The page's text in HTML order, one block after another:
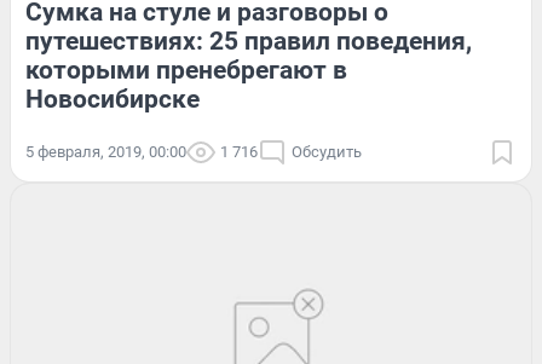
Сумка на стуле и разговоры о
путешествиях: 25 правил поведения,
которыми пренебрегают в
Новосибирске
5 февраля, 2019, 00:00 1 716 Обсудить